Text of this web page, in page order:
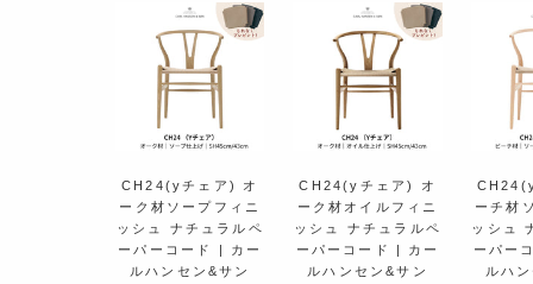
CH24(yチェア) オ
ーク材ソープフィニ
ッシュ ナチュラルペ
ーパーコード | カー
ルハンセン&サン
CH24(yチェア) オ
ーク材オイルフィニ
ッシュ ナチュラルペ
ーパーコード | カー
ルハンセン&サン
ーチ材
ッシュ
ーパー
ルハ